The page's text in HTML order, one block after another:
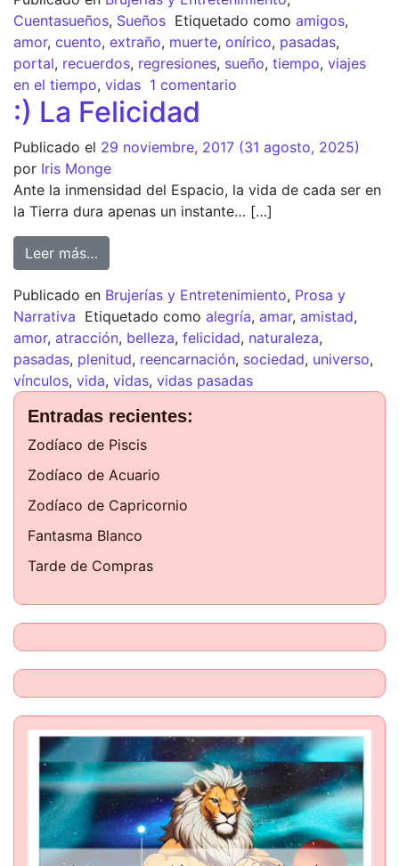
Cuentasueños, Sueños Etiquetado como amigos,
amor, cuento, extraño, muerte, onírico, pasadas,
portal, recuerdos, regresiones, sueño, tiempo, viajes
en el tiempo, vidas 1 comentario
:) La Felicidad
Publicado el 29 noviembre, 2017 (31 agosto, 2025)
por Iris Monge
Ante la inmensidad del Espacio, la vida de cada ser en
la Tierra dura apenas un instante… […]
Leer más…
Publicado en Brujerías y Entretenimiento, Prosa y
Narrativa Etiquetado como alegría, amar, amistad,
amor, atracción, belleza, felicidad, naturaleza,
pasadas, plenitud, reencarnación, sociedad, universo,
vínculos, vida, vidas, vidas pasadas
Entradas recientes:
Zodíaco de Piscis
Zodíaco de Acuario
Zodíaco de Capricornio
Fantasma Blanco
Tarde de Compras